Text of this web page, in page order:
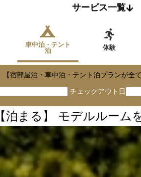
サービス一覧
車中泊・テント
泊
体験
【宿部屋泊・車中泊・テント泊プランが全
チェックアウト日
【泊まる】 モデルルーム